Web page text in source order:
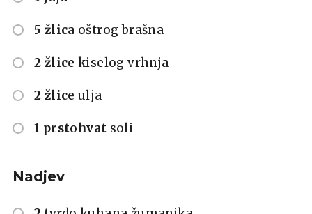
5 žlica oštrog brašna
2 žlice kiselog vrhnja
2 žlice ulja
1 prstohvat soli
Nadjev